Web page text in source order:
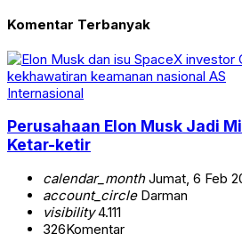
Komentar Terbanyak
Internasional
Perusahaan Elon Musk Jadi
Ketar-ketir
calendar_monthJumat, 6 Feb
account_circleDarman
visibility4.111
326Komentar